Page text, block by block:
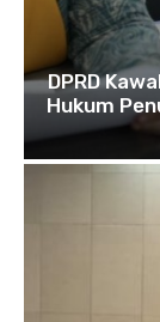
DPRD
Hukum